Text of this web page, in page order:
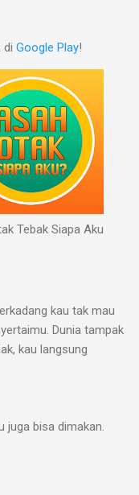
di Google Play!
Tebak Siapa Aku
kau tak mau
Dunia tampak
kau langsung
juga bisa dimakan.